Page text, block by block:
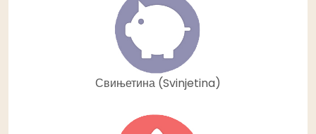
Свињетина (Svinjetina)